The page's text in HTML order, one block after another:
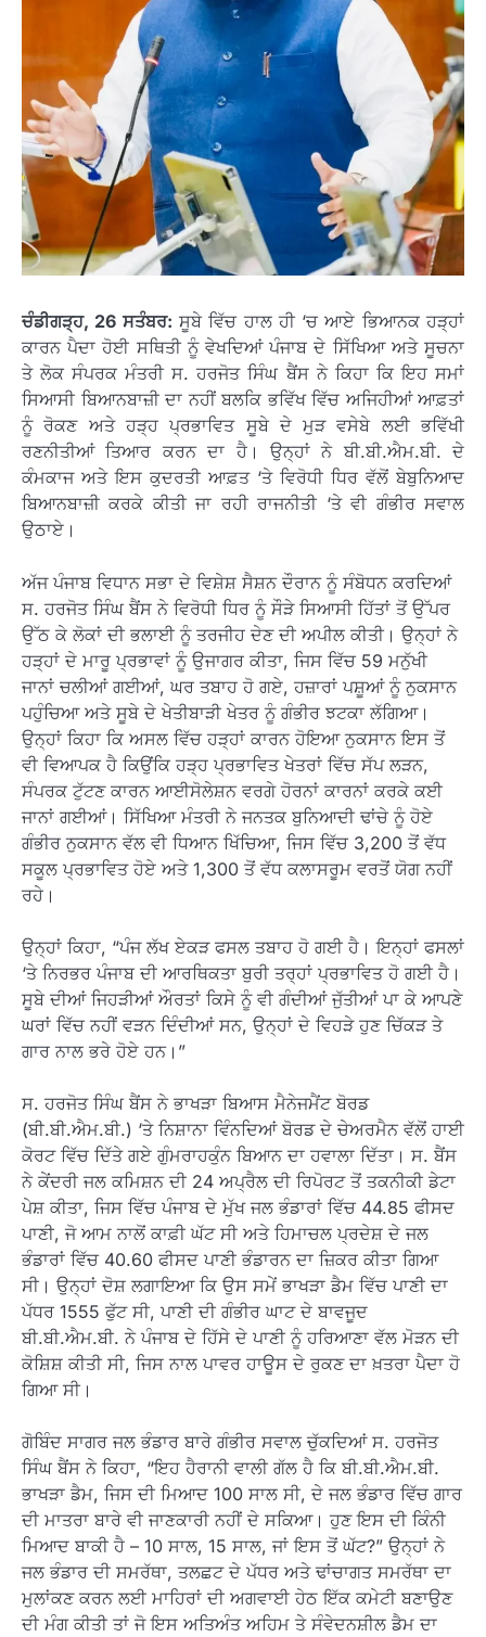
ਚੰਡੀਗੜ੍ਹ, 26 ਸਤੰਬਰ: ਸੂਬੇ ਵਿੱਚ ਹਾਲ ਹੀ ‘ਚ ਆਏ ਭਿਆਨਕ ਹੜ੍ਹਾਂ
ਕਾਰਨ ਪੈਦਾ ਹੋਈ ਸਥਿਤੀ ਨੂੰ ਵੇਖਦਿਆਂ ਪੰਜਾਬ ਦੇ ਸਿੱਖਿਆ ਅਤੇ ਸੂਚਨਾ
ਤੇ ਲੋਕ ਸੰਪਰਕ ਮੰਤਰੀ ਸ. ਹਰਜੋਤ ਸਿੰਘ ਬੈਂਸ ਨੇ ਕਿਹਾ ਕਿ ਇਹ ਸਮਾਂ
ਸਿਆਸੀ ਬਿਆਨਬਾਜ਼ੀ ਦਾ ਨਹੀਂ ਬਲਕਿ ਭਵਿੱਖ ਵਿੱਚ ਅਜਿਹੀਆਂ ਆਫ਼ਤਾਂ
ਨੂੰ ਰੋਕਣ ਅਤੇ ਹੜ੍ਹ ਪ੍ਰਭਾਵਿਤ ਸੂਬੇ ਦੇ ਮੁੜ ਵਸੇਬੇ ਲਈ ਭਵਿੱਖੀ
ਰਣਨੀਤੀਆਂ ਤਿਆਰ ਕਰਨ ਦਾ ਹੈ। ਉਨ੍ਹਾਂ ਨੇ ਬੀ.ਬੀ.ਐਮ.ਬੀ. ਦੇ
ਕੰਮਕਾਜ ਅਤੇ ਇਸ ਕੁਦਰਤੀ ਆਫ਼ਤ ‘ਤੇ ਵਿਰੋਧੀ ਧਿਰ ਵੱਲੋਂ ਬੇਬੁਨਿਆਦ
ਬਿਆਨਬਾਜ਼ੀ ਕਰਕੇ ਕੀਤੀ ਜਾ ਰਹੀ ਰਾਜਨੀਤੀ ‘ਤੇ ਵੀ ਗੰਭੀਰ ਸਵਾਲ
ਉਠਾਏ।
ਅੱਜ ਪੰਜਾਬ ਵਿਧਾਨ ਸਭਾ ਦੇ ਵਿਸ਼ੇਸ਼ ਸੈਸ਼ਨ ਦੌਰਾਨ ਨੂੰ ਸੰਬੋਧਨ ਕਰਦਿਆਂ
ਸ. ਹਰਜੋਤ ਸਿੰਘ ਬੈਂਸ ਨੇ ਵਿਰੋਧੀ ਧਿਰ ਨੂੰ ਸੌੜੇ ਸਿਆਸੀ ਹਿੱਤਾਂ ਤੋਂ ਉੱਪਰ
ਉੱਠ ਕੇ ਲੋਕਾਂ ਦੀ ਭਲਾਈ ਨੂੰ ਤਰਜੀਹ ਦੇਣ ਦੀ ਅਪੀਲ ਕੀਤੀ। ਉਨ੍ਹਾਂ ਨੇ
ਹੜ੍ਹਾਂ ਦੇ ਮਾਰੂ ਪ੍ਰਭਾਵਾਂ ਨੂੰ ਉਜਾਗਰ ਕੀਤਾ, ਜਿਸ ਵਿੱਚ 59 ਮਨੁੱਖੀ
ਜਾਨਾਂ ਚਲੀਆਂ ਗਈਆਂ, ਘਰ ਤਬਾਹ ਹੋ ਗਏ, ਹਜ਼ਾਰਾਂ ਪਸ਼ੂਆਂ ਨੂੰ ਨੁਕਸਾਨ
ਪਹੁੰਚਿਆ ਅਤੇ ਸੂਬੇ ਦੇ ਖੇਤੀਬਾੜੀ ਖੇਤਰ ਨੂੰ ਗੰਭੀਰ ਝਟਕਾ ਲੱਗਿਆ।
ਉਨ੍ਹਾਂ ਕਿਹਾ ਕਿ ਅਸਲ ਵਿੱਚ ਹੜ੍ਹਾਂ ਕਾਰਨ ਹੋਇਆ ਨੁਕਸਾਨ ਇਸ ਤੋਂ
ਵੀ ਵਿਆਪਕ ਹੈ ਕਿਉਂਕਿ ਹੜ੍ਹ ਪ੍ਰਭਾਵਿਤ ਖੇਤਰਾਂ ਵਿੱਚ ਸੱਪ ਲੜਨ,
ਸੰਪਰਕ ਟੁੱਟਣ ਕਾਰਨ ਆਈਸੋਲੇਸ਼ਨ ਵਰਗੇ ਹੋਰਨਾਂ ਕਾਰਨਾਂ ਕਰਕੇ ਕਈ
ਜਾਨਾਂ ਗਈਆਂ। ਸਿੱਖਿਆ ਮੰਤਰੀ ਨੇ ਜਨਤਕ ਬੁਨਿਆਦੀ ਢਾਂਚੇ ਨੂੰ ਹੋਏ
ਗੰਭੀਰ ਨੁਕਸਾਨ ਵੱਲ ਵੀ ਧਿਆਨ ਖਿੱਚਿਆ, ਜਿਸ ਵਿੱਚ 3,200 ਤੋਂ ਵੱਧ
ਸਕੂਲ ਪ੍ਰਭਾਵਿਤ ਹੋਏ ਅਤੇ 1,300 ਤੋਂ ਵੱਧ ਕਲਾਸਰੂਮ ਵਰਤੋਂ ਯੋਗ ਨਹੀਂ
ਰਹੇ।
ਉਨ੍ਹਾਂ ਕਿਹਾ, “ਪੰਜ ਲੱਖ ਏਕੜ ਫਸਲ ਤਬਾਹ ਹੋ ਗਈ ਹੈ। ਇਨ੍ਹਾਂ ਫਸਲਾਂ
‘ਤੇ ਨਿਰਭਰ ਪੰਜਾਬ ਦੀ ਆਰਥਿਕਤਾ ਬੁਰੀ ਤਰ੍ਹਾਂ ਪ੍ਰਭਾਵਿਤ ਹੋ ਗਈ ਹੈ।
ਸੂਬੇ ਦੀਆਂ ਜਿਹੜੀਆਂ ਔਰਤਾਂ ਕਿਸੇ ਨੂੰ ਵੀ ਗੰਦੀਆਂ ਜੁੱਤੀਆਂ ਪਾ ਕੇ ਆਪਣੇ
ਘਰਾਂ ਵਿੱਚ ਨਹੀਂ ਵੜਨ ਦਿੰਦੀਆਂ ਸਨ, ਉਨ੍ਹਾਂ ਦੇ ਵਿਹੜੇ ਹੁਣ ਚਿੱਕੜ ਤੇ
ਗਾਰ ਨਾਲ ਭਰੇ ਹੋਏ ਹਨ।”
ਸ. ਹਰਜੋਤ ਸਿੰਘ ਬੈਂਸ ਨੇ ਭਾਖੜਾ ਬਿਆਸ ਮੈਨੇਜਮੈਂਟ ਬੋਰਡ
(ਬੀ.ਬੀ.ਐਮ.ਬੀ.) ‘ਤੇ ਨਿਸ਼ਾਨਾ ਵਿੰਨਦਿਆਂ ਬੋਰਡ ਦੇ ਚੇਅਰਮੈਨ ਵੱਲੋਂ ਹਾਈ
ਕੋਰਟ ਵਿੱਚ ਦਿੱਤੇ ਗਏ ਗੁੰਮਰਾਹਕੁੰਨ ਬਿਆਨ ਦਾ ਹਵਾਲਾ ਦਿੱਤਾ। ਸ. ਬੈਂਸ
ਨੇ ਕੇਂਦਰੀ ਜਲ ਕਮਿਸ਼ਨ ਦੀ 24 ਅਪ੍ਰੈਲ ਦੀ ਰਿਪੋਰਟ ਤੋਂ ਤਕਨੀਕੀ ਡੇਟਾ
ਪੇਸ਼ ਕੀਤਾ, ਜਿਸ ਵਿੱਚ ਪੰਜਾਬ ਦੇ ਮੁੱਖ ਜਲ ਭੰਡਾਰਾਂ ਵਿੱਚ 44.85 ਫੀਸਦ
ਪਾਣੀ, ਜੋ ਆਮ ਨਾਲੋਂ ਕਾਫ਼ੀ ਘੱਟ ਸੀ ਅਤੇ ਹਿਮਾਚਲ ਪ੍ਰਦੇਸ਼ ਦੇ ਜਲ
ਭੰਡਾਰਾਂ ਵਿੱਚ 40.60 ਫੀਸਦ ਪਾਣੀ ਭੰਡਾਰਨ ਦਾ ਜ਼ਿਕਰ ਕੀਤਾ ਗਿਆ
ਸੀ। ਉਨ੍ਹਾਂ ਦੋਸ਼ ਲਗਾਇਆ ਕਿ ਉਸ ਸਮੇਂ ਭਾਖੜਾ ਡੈਮ ਵਿੱਚ ਪਾਣੀ ਦਾ
ਪੱਧਰ 1555 ਫੁੱਟ ਸੀ, ਪਾਣੀ ਦੀ ਗੰਭੀਰ ਘਾਟ ਦੇ ਬਾਵਜੂਦ
ਬੀ.ਬੀ.ਐਮ.ਬੀ. ਨੇ ਪੰਜਾਬ ਦੇ ਹਿੱਸੇ ਦੇ ਪਾਣੀ ਨੂੰ ਹਰਿਆਣਾ ਵੱਲ ਮੋੜਨ ਦੀ
ਕੋਸ਼ਿਸ਼ ਕੀਤੀ ਸੀ, ਜਿਸ ਨਾਲ ਪਾਵਰ ਹਾਊਸ ਦੇ ਰੁਕਣ ਦਾ ਖ਼ਤਰਾ ਪੈਦਾ ਹੋ
ਗਿਆ ਸੀ।
ਗੋਬਿੰਦ ਸਾਗਰ ਜਲ ਭੰਡਾਰ ਬਾਰੇ ਗੰਭੀਰ ਸਵਾਲ ਚੁੱਕਦਿਆਂ ਸ. ਹਰਜੋਤ
ਸਿੰਘ ਬੈਂਸ ਨੇ ਕਿਹਾ, “ਇਹ ਹੈਰਾਨੀ ਵਾਲੀ ਗੱਲ ਹੈ ਕਿ ਬੀ.ਬੀ.ਐਮ.ਬੀ.
ਭਾਖੜਾ ਡੈਮ, ਜਿਸ ਦੀ ਮਿਆਦ 100 ਸਾਲ ਸੀ, ਦੇ ਜਲ ਭੰਡਾਰ ਵਿੱਚ ਗਾਰ
ਦੀ ਮਾਤਰਾ ਬਾਰੇ ਵੀ ਜਾਣਕਾਰੀ ਨਹੀਂ ਦੇ ਸਕਿਆ। ਹੁਣ ਇਸ ਦੀ ਕਿੰਨੀ
ਮਿਆਦ ਬਾਕੀ ਹੈ – 10 ਸਾਲ, 15 ਸਾਲ, ਜਾਂ ਇਸ ਤੋਂ ਘੱਟ?” ਉਨ੍ਹਾਂ ਨੇ
ਜਲ ਭੰਡਾਰ ਦੀ ਸਮਰੱਥਾ, ਤਲਛਟ ਦੇ ਪੱਧਰ ਅਤੇ ਢਾਂਚਾਗਤ ਸਮਰੱਥਾ ਦਾ
ਮੁਲਾਂਕਣ ਕਰਨ ਲਈ ਮਾਹਿਰਾਂ ਦੀ ਅਗਵਾਈ ਹੇਠ ਇੱਕ ਕਮੇਟੀ ਬਣਾਉਣ
ਦੀ ਮੰਗ ਕੀਤੀ ਤਾਂ ਜੋ ਇਸ ਅਤਿਅੰਤ ਅਹਿਮ ਤੇ ਸੰਵੇਦਨਸ਼ੀਲ ਡੈਮ ਦਾ